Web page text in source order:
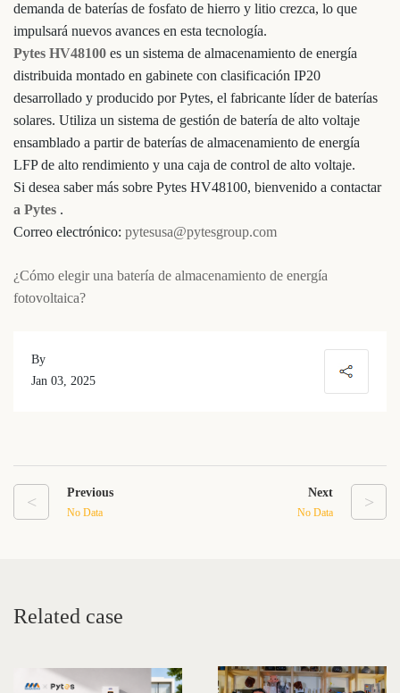
demanda de baterías de fosfato de hierro y litio crezca, lo que
impulsará nuevos avances en esta tecnología.
Pytes HV48100 es un sistema de almacenamiento de energía
distribuida montado en gabinete con clasificación IP20
desarrollado y producido por Pytes, el fabricante líder de baterías
solares. Utiliza un sistema de gestión de batería de alto voltaje
ensamblado a partir de baterías de almacenamiento de energía
LFP de alto rendimiento y una caja de control de alto voltaje.
Si desea saber más sobre Pytes HV48100, bienvenido a contactar
a Pytes .
Correo electrónico: pytesusa@pytesgroup.com
¿Cómo elegir una batería de almacenamiento de energía
fotovoltaica?
By
Jan 03, 2025
< Previous
No Data
>
Next
No Data
Related case